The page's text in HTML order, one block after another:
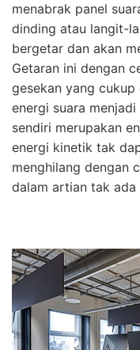
menabrak panel
dinding atau langit-
bergetar dan akan
Getaran ini dengan
gesekan yang
energi suara
sendiri merupakan
energi kinetik tak
menghilang dengan
dalam artian tak ada